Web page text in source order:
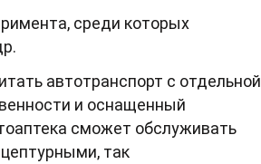
среди которых
автотранспорт с отдельной
и оснащенный
сможет обслуживать
так